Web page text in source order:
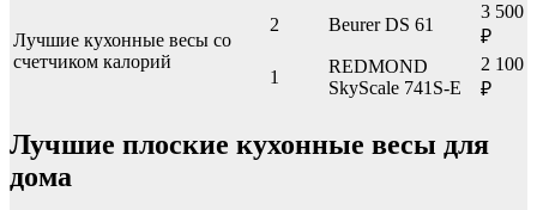
Лучшие кухонные весы со
счетчиком калорий
2 Beurer DS 61
3 500
₽
1
REDMOND
SkyScale 741S-E
2 100
₽
Лучшие плоские кухонные весы для
дома